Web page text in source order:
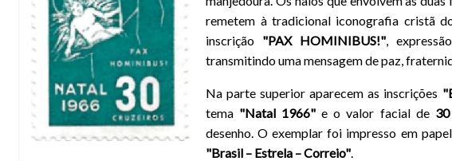
remetem à tradicional iconografia cristã
inscrição "PAX HOMINIBUS!" ,
transmitindo uma mensagem de paz,
Na parte superior aparecem as inscrições
tema "Natal 1966" e o valor facial de
desenho. O exemplar foi impresso em
"Brasil – Estrela – Correio"